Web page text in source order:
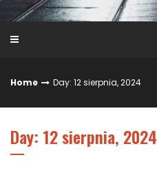
Home Day: 12 sierpnia, 2024
Day: 12 sierpnia, 2024